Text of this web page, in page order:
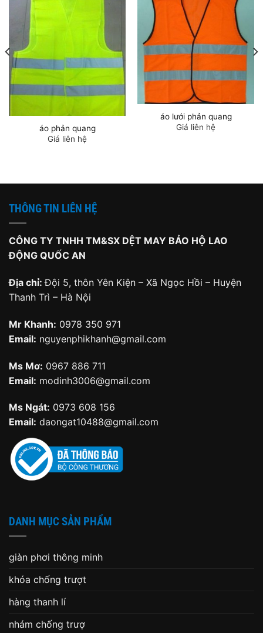
áo phản quang
Giá liên hệ
áo lưới phản quang
Giá liên hệ
THÔNG TIN LIÊN HỆ
CÔNG TY TNHH TM&SX DỆT MAY BẢO HỘ LAO
ĐỘNG QUỐC AN
Địa chỉ:Đội 5, thôn Yên Kiện – Xã Ngọc Hồi – Huyện
Thanh Trì – Hà Nội
Mr Khanh: 0978 350 971
Email: nguyenphikhanh@gmail.com
Ms Mơ: 0967 886 711
Email: modinh3006@gmail.com
Ms Ngát: 0973 608 156
Email: daongat10488@gmail.com
DANH MỤC SẢN PHẨM
giàn phơi thông minh
khóa chống trượt
hàng thanh lí
nhám chống trượ